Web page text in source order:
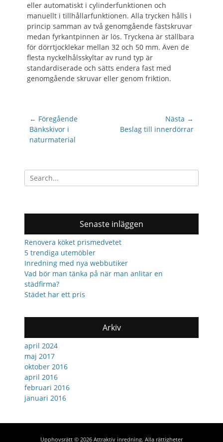
eller automatiskt i cylinderfunktionen och
manuellt i tillhållarfunktionen. Alla trycken hålls i
princip samman av två genomgående fästskruvar
medan fyrkantpinnen är lös. Tryckena är ställbara
för dörrtjocklekar mellan 32 och 50 mm. Även de
flesta nyckelhålsskyltar av rund typ är
standardiserade och sätts endera fast med
genomgående skruvar eller genom friktion.
Inläggsnavigering
← Föregående
Föregående
inlägg:
Bänkskivor i
naturmaterial
Nästa →
Nästa
Beslag till innerdörrar
Sök
efter:
Senaste inläggen
Renovera köket prismedvetet
5 trendiga utemöbler
Inredning med nya webbutiker
Vad bör man tänka på när man anlitar en
städfirma?
Städet har ett pris
Arkiv
april 2024
maj 2017
oktober 2016
april 2016
februari 2016
januari 2016
Upphovsrätt © 2026 Attraktiv inredning. Alla rättigheter